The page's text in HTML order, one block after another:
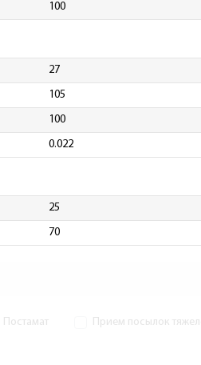
100
27
105
100
0.022
25
70
Постамат Прием посылок